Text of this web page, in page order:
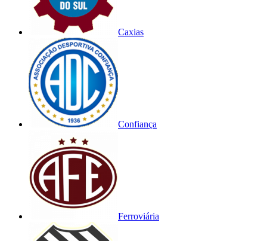
Caxias
Confiança
Ferroviária